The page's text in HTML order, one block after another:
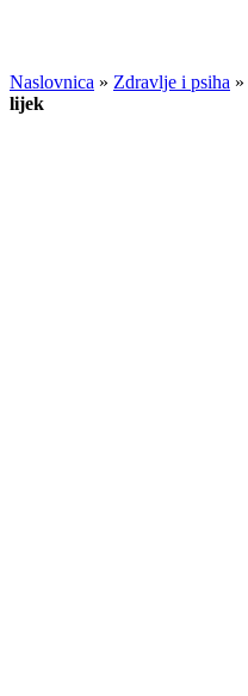
Naslovnica » Zdravlje i psiha »
lijek